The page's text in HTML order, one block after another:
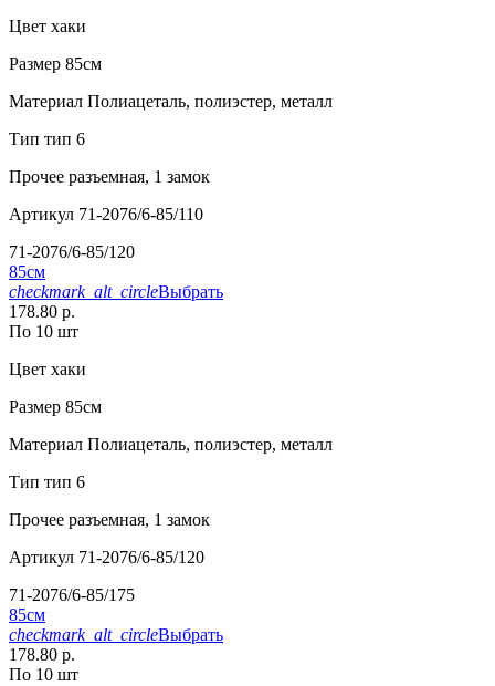
Цвет хаки
Размер 85см
Материал Полиацеталь, полиэстер, металл
Тип тип 6
Прочее разъемная, 1 замок
Артикул 71-2076/6-85/110
71-2076/6-85/120
85см
checkmark_alt_circleВыбрать
178.80 р.
По 10 шт
Цвет хаки
Размер 85см
Материал Полиацеталь, полиэстер, металл
Тип тип 6
Прочее разъемная, 1 замок
Артикул 71-2076/6-85/120
71-2076/6-85/175
85см
checkmark_alt_circleВыбрать
178.80 р.
По 10 шт